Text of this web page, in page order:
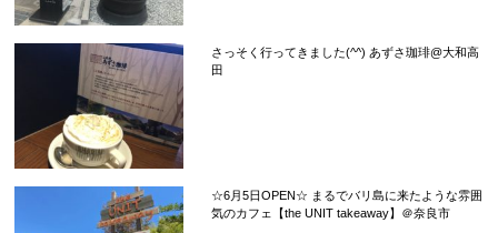
さっそく行ってきました(^^) あずさ珈琲@大和高
田
☆6月5日OPEN☆ まるでバリ島に来たような雰囲
気のカフェ【the UNIT takeaway】＠奈良市